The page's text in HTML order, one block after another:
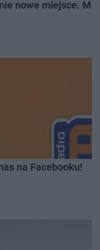
nowe miejsce.
na Facebooku!